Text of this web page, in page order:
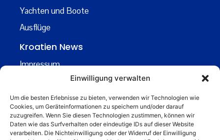
Einwilligung verwalten
Um die besten Erlebnisse zu bieten, verwenden wir Technologien wie
Cookies, um Geräteinformationen zu speichern und/oder darauf
zuzugreifen. Wenn Sie diesen Technologien zustimmen, können wir
Daten wie das Surfverhalten oder eindeutige IDs auf dieser Website
verarbeiten. Die Nichteinwilligung oder der Widerruf der Einwilligung
Yachten und Boote
Ausflüge
Kroatien News
Impressum
Kontakt
Über uns
Business